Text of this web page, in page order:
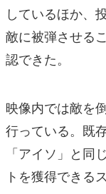
しているほか、
敵に被弾させる
認できた。
映像内では敵を
行っている。既
「アイソ」と同
トを獲得できる